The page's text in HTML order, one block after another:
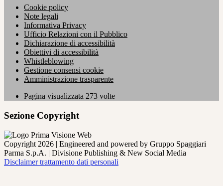
Cookie policy
Note legali
Informativa Privacy
Ufficio Relazioni con il Pubblico
Dichiarazione di accessibilità
Obiettivi di accessibilità
Whistleblowing
Gestione consensi cookie
Amministrazione trasparente
Pagina visualizzata 273 volte
Sezione Copyright
Copyright 2026 | Engineered and powered by Gruppo Spaggiari
Parma S.p.A. | Divisione Publishing & New Social Media
Disclaimer trattamento dati personali